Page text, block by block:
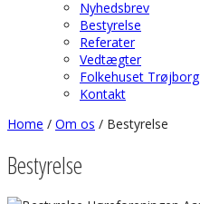
Nyhedsbrev
Bestyrelse
Referater
Vedtægter
Folkehuset Trøjborg
Kontakt
Home / Om os / Bestyrelse
Bestyrelse